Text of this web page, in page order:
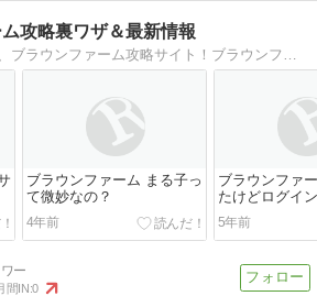
攻略裏ワザ＆最新情報
LINEの農場ゲーム、ブラウンファーム攻略サイト！ブラウンファームのアプリ配信日や事前登録と特典、掲示板、イベントを紹介していきます。
ブラウンファーム まる子っ
て微妙なの？
4年前
ブラウンファ
たけどログイ
5年前
間IN:0